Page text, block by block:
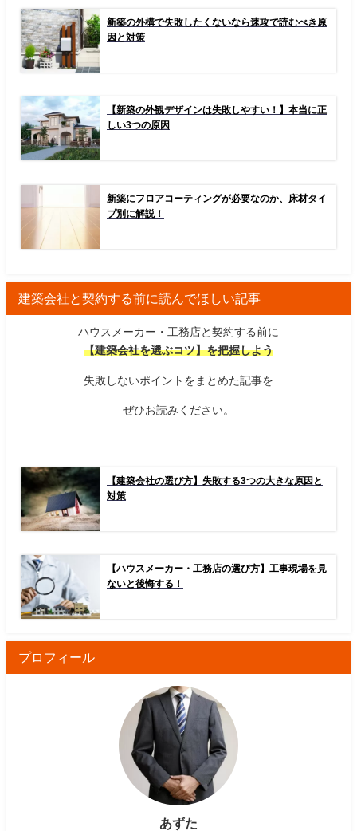
新築の外構で失敗したくないなら速攻で読むべき原
因と対策
【新築の外観デザインは失敗しやすい！】本当に正
しい3つの原因
新築にフロアコーティングが必要なのか、床材タイ
プ別に解説！
建築会社と契約する前に読んでほしい記事
ハウスメーカー・工務店と契約する前に
【建築会社を選ぶコツ】を把握しよう
失敗しないポイントをまとめた記事を
ぜひお読みください。
【建築会社の選び方】失敗する3つの大きな原因と
対策
【ハウスメーカー・工務店の選び方】工事現場を見
ないと後悔する！
プロフィール
あずた